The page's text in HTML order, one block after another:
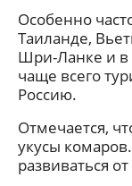
Особенно
Таиланде,
Шри-Ланке и в
чаще всего
Россию.
Отмечается,
укусы
развиваться